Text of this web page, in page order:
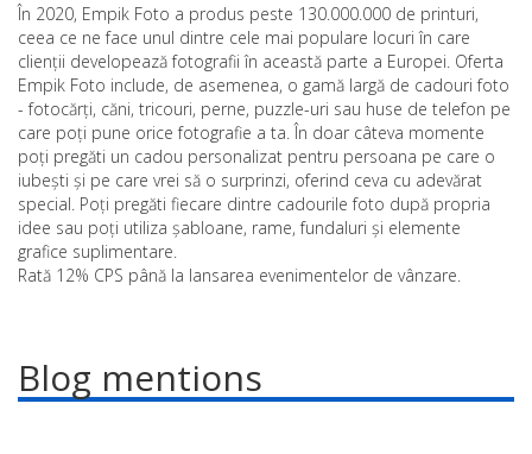
În 2020, Empik Foto a produs peste 130.000.000 de printuri,
ceea ce ne face unul dintre cele mai populare locuri în care
clienții developează fotografii în această parte a Europei. Oferta
Empik Foto include, de asemenea, o gamă largă de cadouri foto
- fotocărți, căni, tricouri, perne, puzzle-uri sau huse de telefon pe
care poți pune orice fotografie a ta. În doar câteva momente
poți pregăti un cadou personalizat pentru persoana pe care o
iubești și pe care vrei să o surprinzi, oferind ceva cu adevărat
special. Poți pregăti fiecare dintre cadourile foto după propria
idee sau poți utiliza șabloane, rame, fundaluri și elemente
grafice suplimentare.
Rată 12% CPS până la lansarea evenimentelor de vânzare.
Blog mentions